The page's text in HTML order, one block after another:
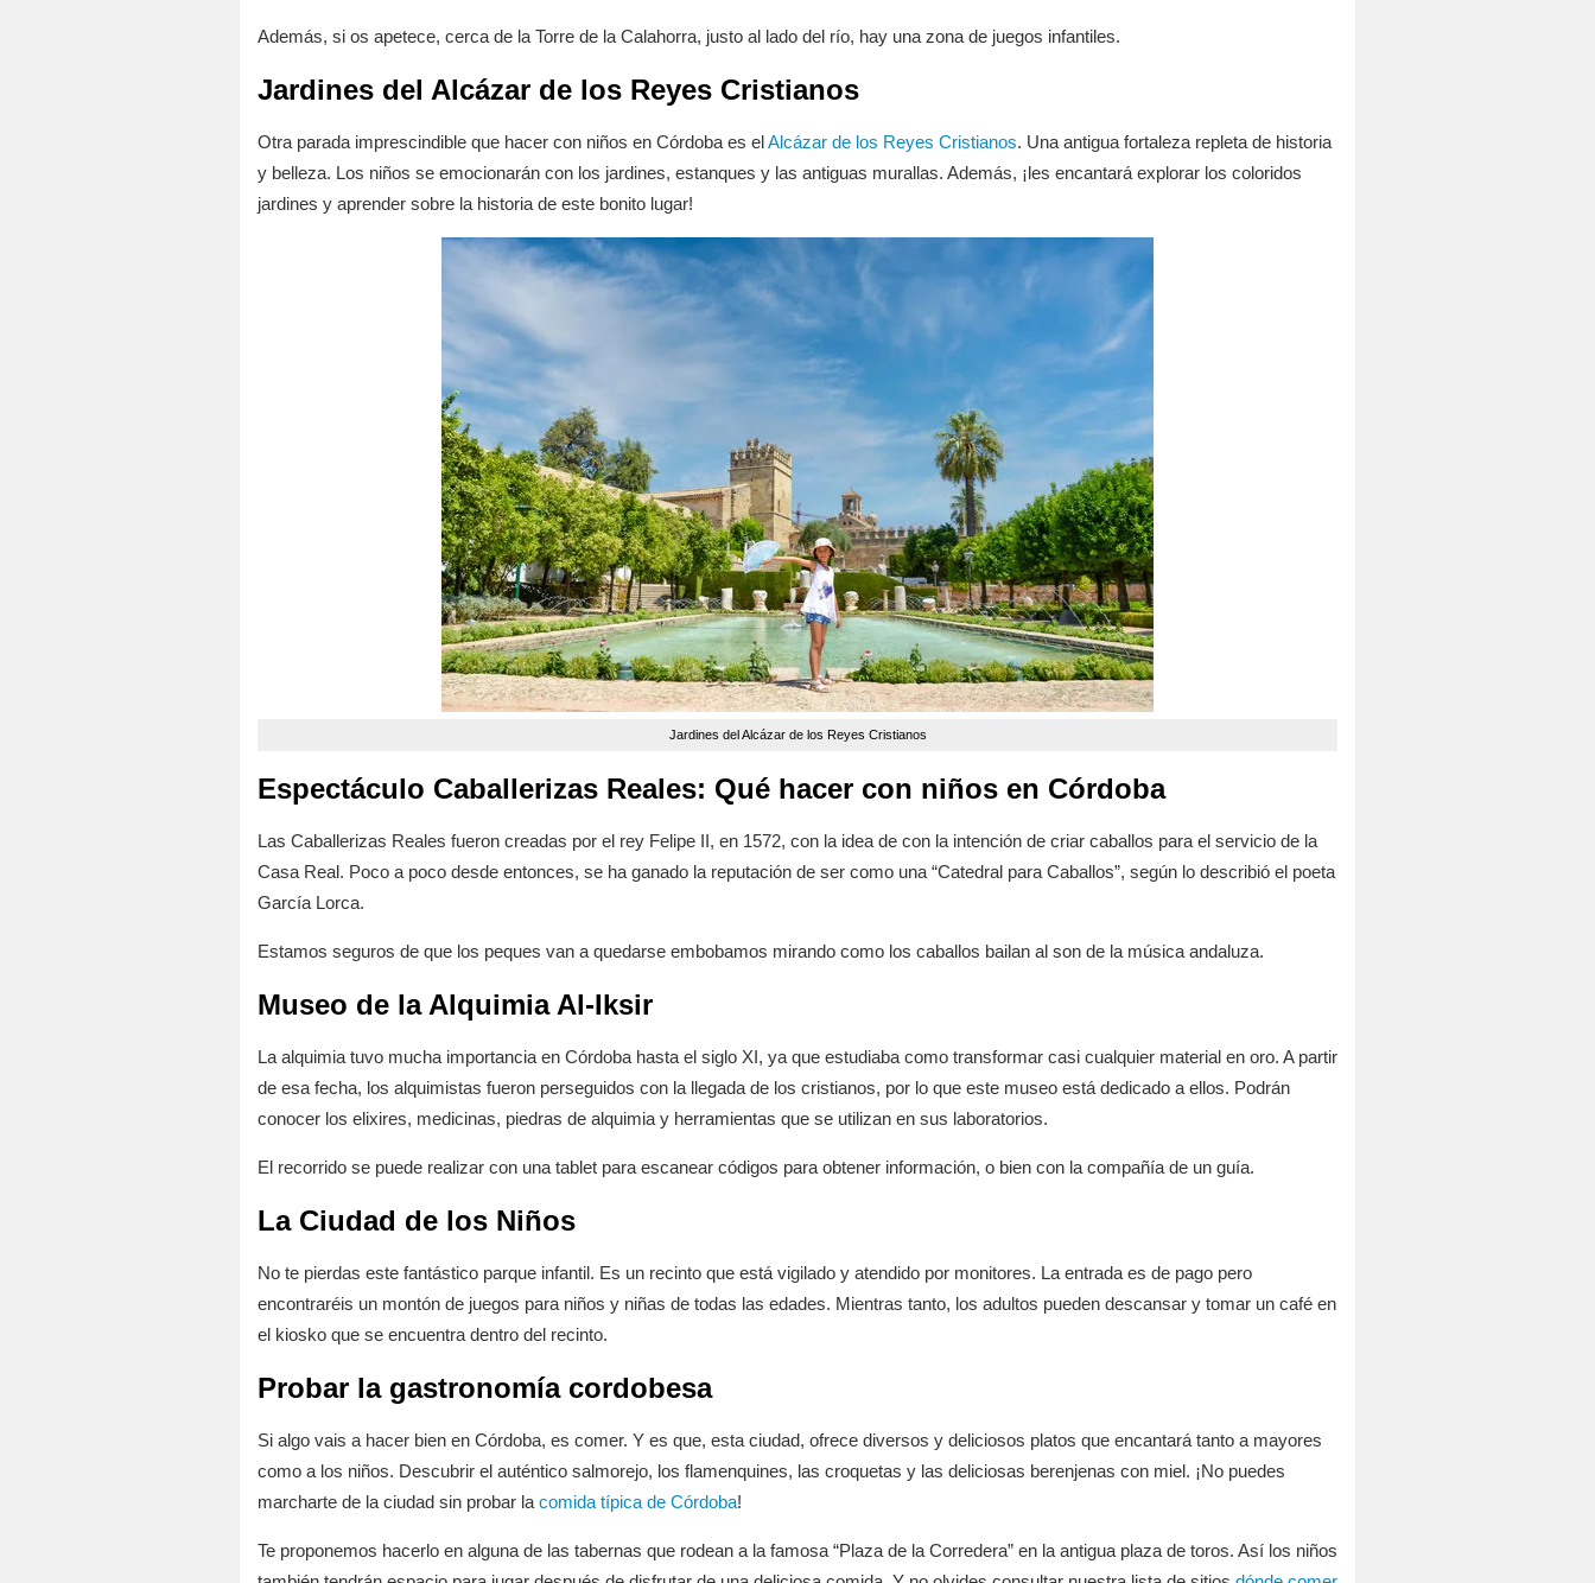
Además, si os apetece, cerca de la Torre de la Calahorra, justo al lado del río, hay una zona de juegos infantiles.
Jardines del Alcázar de los Reyes Cristianos
Otra parada imprescindible que hacer con niños en Córdoba es elAlcázar de los Reyes Cristianos. Una antigua fortaleza repleta de historia
y belleza. Los niños se emocionarán con los jardines, estanques y las antiguas murallas. Además, ¡les encantará explorar los coloridos
jardines y aprender sobre la historia de este bonito lugar!
Jardines del Alcázar de los Reyes Cristianos
Espectáculo Caballerizas Reales: Qué hacer con niños en Córdoba
Las Caballerizas Reales fueron creadas por el rey Felipe II, en 1572, con la idea de con la intención de criar caballos para el servicio de la
Casa Real. Poco a poco desde entonces, se ha ganado la reputación de ser como una “Catedral para Caballos”, según lo describió el poeta
García Lorca.
Estamos seguros de que los peques van a quedarse embobamos mirando como los caballos bailan al son de la música andaluza.
Museo de la Alquimia Al-Iksir
La alquimia tuvo mucha importancia en Córdoba hasta el siglo XI, ya que estudiaba como transformar casi cualquier material en oro. A partir
de esa fecha, los alquimistas fueron perseguidos con la llegada de los cristianos, por lo que este museo está dedicado a ellos. Podrán
conocer los elixires, medicinas, piedras de alquimia y herramientas que se utilizan en sus laboratorios.
El recorrido se puede realizar con una tablet para escanear códigos para obtener información, o bien con la compañía de un guía.
La Ciudad de los Niños
No te pierdas este fantástico parque infantil. Es un recinto que está vigilado y atendido por monitores. La entrada es de pago pero
encontraréis un montón de juegos para niños y niñas de todas las edades. Mientras tanto, los adultos pueden descansar y tomar un café en
el kiosko que se encuentra dentro del recinto.
Probar la gastronomía cordobesa
Si algo vais a hacer bien en Córdoba, es comer. Y es que, esta ciudad, ofrece diversos y deliciosos platos que encantará tanto a mayores
como a los niños. Descubrir el auténtico salmorejo, los flamenquines, las croquetas y las deliciosas berenjenas con miel. ¡No puedes
marcharte de la ciudad sin probar la comida típica de Córdoba!
Te proponemos hacerlo en alguna de las tabernas que rodean a la famosa “Plaza de la Corredera” en la antigua plaza de toros. Así los niños